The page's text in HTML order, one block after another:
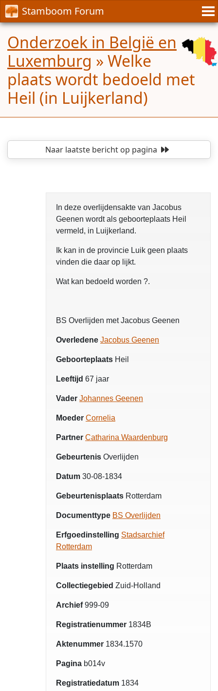
Stamboom Forum
Onderzoek in België en
Luxemburg » Welke
plaats wordt bedoeld met
Heil (in Luijkerland)
Naar laatste berichtop pagina
In deze overlijdensakte van Jacobus
Geenen wordt als geboorteplaats Heil
vermeld, in Luijkerland.
Ik kan in de provincie Luik geen plaats
vinden die daar op lijkt.
Wat kan bedoeld worden ?.
BS Overlijden met Jacobus Geenen
Overledene Jacobus Geenen
Geboorteplaats Heil
Leeftijd 67 jaar
Vader Johannes Geenen
Moeder Cornelia
Partner Catharina Waardenburg
Gebeurtenis Overlijden
Datum 30-08-1834
Gebeurtenisplaats Rotterdam
Documenttype BS Overlijden
Erfgoedinstelling Stadsarchief
Rotterdam
Plaats instelling Rotterdam
Collectiegebied Zuid-Holland
Archief999-09
Registratienummer 1834B
Aktenummer 1834.1570
Pagina b014v
Registratiedatum 1834